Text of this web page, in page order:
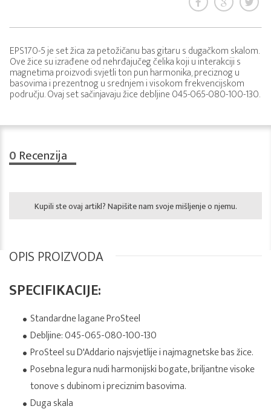
EPS170-5 je set žica za petožičanu bas gitaru s dugačkom skalom.
Ove žice su izrađene od nehrđajučeg čelika koji u interakciji s
magnetima proizvodi svjetli ton pun harmonika, preciznog u
basovima i prezentnog u srednjem i visokom frekvencijskom
području. Ovaj set sačinjavaju žice debljine 045-065-080-100-130.
0 Recenzija
Kupili ste ovaj artikl? Napišite nam svoje mišljenje o njemu.
OPIS PROIZVODA
SPECIFIKACIJE:
Standardne lagane ProSteel
Debljine: 045-065-080-100-130
ProSteel su D'Addario najsvjetlije i najmagnetske bas žice.
Posebna legura nudi harmonijski bogate, briljantne visoke
tonove s dubinom i preciznim basovima.
Duga skala